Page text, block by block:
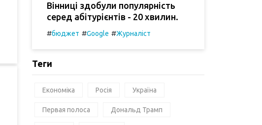
Вінниці здобули популярність
серед абітурієнтів - 20 хвилин.
#бюджет #Google #Журналіст
Теги
Економіка Росія Україна
Первая полоса Дональд Трамп